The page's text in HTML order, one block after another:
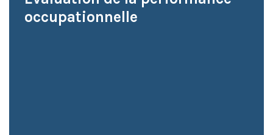
occupationnelle